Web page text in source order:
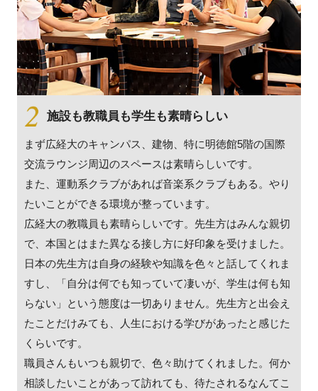
施設も教職員も学生も素晴らしい
まず広経大のキャンパス、建物、特に明徳館5階の国際
交流ラウンジ周辺のスペースは素晴らしいです。
また、運動系クラブがあれば音楽系クラブもある。やり
たいことができる環境が整っています。
広経大の教職員も素晴らしいです。先生方はみんな親切
で、本国とはまた異なる接し方に好印象を受けました。
日本の先生方は自身の経験や知識を色々と話してくれま
すし、「自分は何でも知っていて凄いが、学生は何も知
らない」という態度は一切ありません。先生方と出会え
たことだけみても、人生における学びがあったと感じた
くらいです。
職員さんもいつも親切で、色々助けてくれました。何か
相談したいことがあって訪れても、待たされるなんてこ